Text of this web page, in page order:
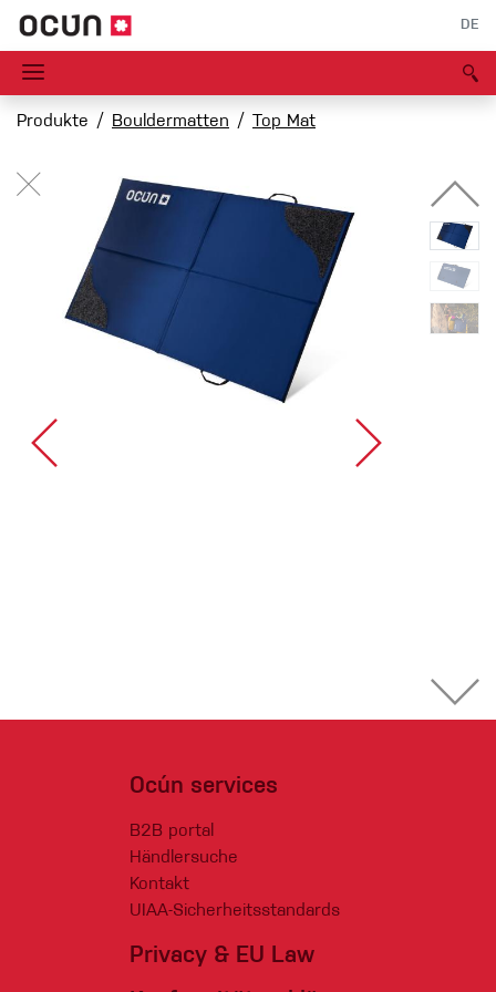
DE
Produkte Bouldermatten Top Mat
Ocún services
B2B portal
Händlersuche
Kontakt
UIAA-Sicherheitsstandards
Privacy & EU Law